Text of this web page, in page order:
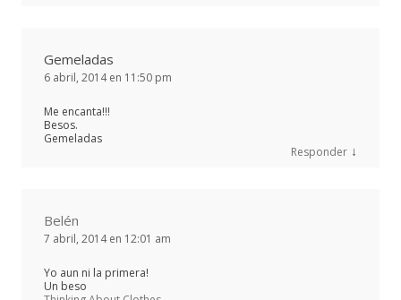
Gemeladas
6 abril, 2014 en 11:50 pm
Me encanta!!!
Besos.
Gemeladas
Responder ↓
Belén
7 abril, 2014 en 12:01 am
Yo aun ni la primera!
Un beso